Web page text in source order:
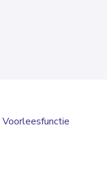
Voorleesfunctie